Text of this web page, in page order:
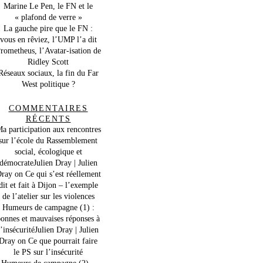
Marine Le Pen, le FN et le
« plafond de verre »
La gauche pire que le FN :
vous en rêviez, l’UMP l’a dit
l’Avatar-isation de
Ridley Scott
sociaux, la fin du Far
West politique ?
COMMENTAIRES
RÉCENTS
participation aux rencontres
l’école du Rassemblement
social, écologique et
démocrateJulien Dray | Julien
on Ce qui s’est réellement
et fait à Dijon – l’exemple
de l’atelier sur les violences
Humeurs de campagne (1) :
et mauvaises réponses à
Dray | Julien
on Ce que pourrait faire
le PS sur l’insécurité